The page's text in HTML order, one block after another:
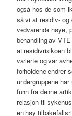
også hos de som
så vi at residiv- og
vedvarende høye,
behandling av
at residivrisikoen
varierte og var
forholdene endrer
undergruppene
funn fra denne
relasjon til
en høy